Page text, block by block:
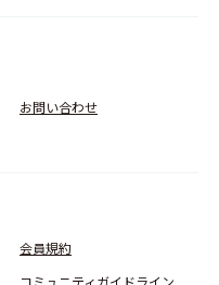
お問い合わせ
会員規約